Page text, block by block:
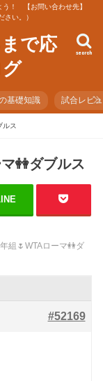
う！ 【お問い合わせ先】
い。）
で応
search
基礎知識 試合レビ
ルス
👭ダブルス
組🌷WTAローマ👭ダ
#52169